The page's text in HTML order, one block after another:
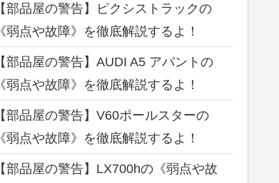
【部品屋の警告】ピクシストラックの
《弱点や故障》を徹底解説するよ！
【部品屋の警告】AUDI A5 アバントの
《弱点や故障》を徹底解説するよ！
【部品屋の警告】V60ポールスターの
《弱点や故障》を徹底解説するよ！
【部品屋の警告】LX700hの《弱点や故